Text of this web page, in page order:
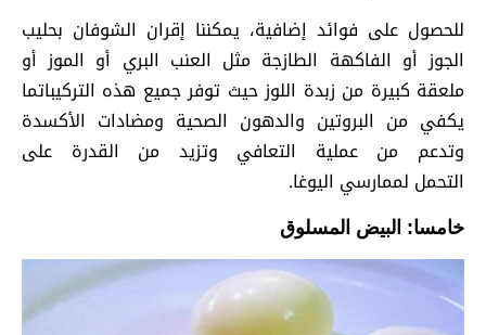
للحصول على فوائد إضافية، يمكننا إقران الشوفان بحليب
الجوز أو الفاكهة الطازجة مثل العنب البري أو الموز أو
ملعقة كبيرة من زبدة اللوز حيث توفر جميع هذه التركيباتما
يكفي من البروتين والدهون الصحية ومضادات الأكسدة
وتدعم من عملية التعافي وتزيد من القدرة على
التحمل لممارسي اليوغا.
خامسا: البيض المسلوق